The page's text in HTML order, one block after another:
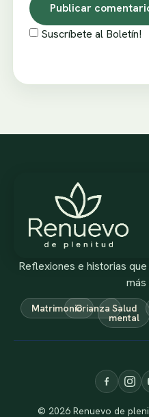
Suscríbete al Boletín!
Reflexiones e historias
más
MatrimonioCrianza Salud
mental
© 2026 Renuevo de